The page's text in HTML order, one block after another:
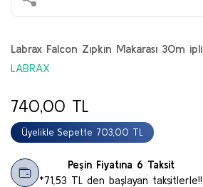
Labrax Falcon Zıpkın Makarası 30m ipli
LABRAX
740,00 TL
Üyelikle Sepette 703,00 TL
Peşin Fiyatına 6 Taksit
*71,53 TL den başlayan taksitlerle!!